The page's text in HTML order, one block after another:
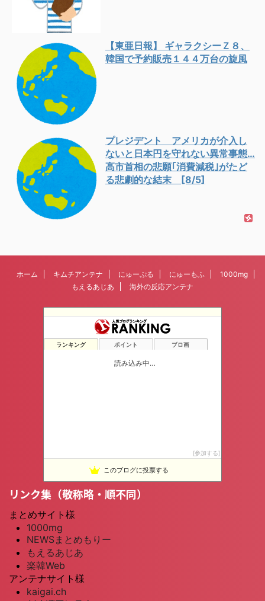
【東亜日報】 ギャラクシーＺ８、
韓国で予約販売１４４万台の旋風
プレジデント アメリカが介入し
ないと日本円を守れない異常事態…
高市首相の悲願｢消費減税｣がたど
る悲劇的な結末 [8/5]
ホーム キムチアンテナ にゅーぷる にゅーもふ
1000mg
もえるあじあ
海外の反応アンテナ
ランキング ポイント ブロ画
読み込み中…
参加する
このブログに投票する
リンク集（敬称略・順不同）
まとめサイト様
1000mg
NEWSまとめもりー
もえるあじあ
楽韓Web
アンテナサイト様
kaigai.ch